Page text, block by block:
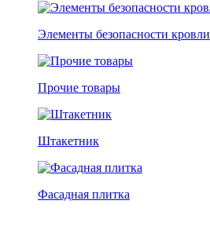
Элементы безопасности кровли
Прочие товары
Штакетник
Фасадная плитка